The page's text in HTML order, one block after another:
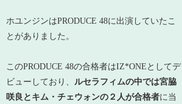
ホユンジンはPRODUCE 48に出演していたこ
とがありました。
このPRODUCE 48の合格者はIZ*ONEとしてデ
ビューしており、 ルセラフィムの中では宮脇
咲良とキム・チェウォンの２人が合格者に当